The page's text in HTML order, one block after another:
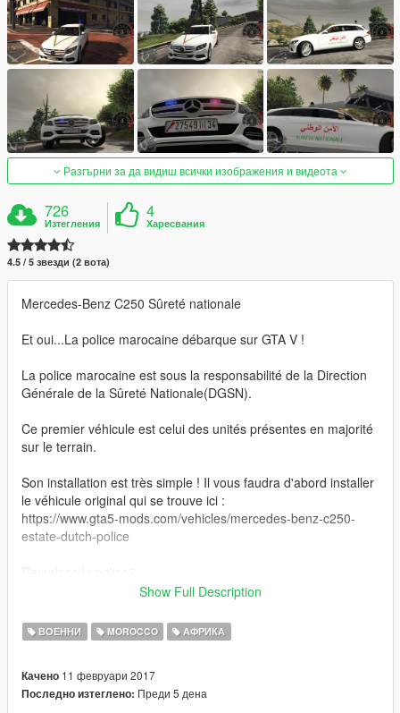
Разгърни за да видиш всички изображения и видеота
726
Изтегления
4
Харесвания
4.5 / 5 звезди (2 вота)
Mercedes-Benz C250 Sûreté nationale
Et oui...La police marocaine débarque sur GTA V !
La police marocaine est sous la responsabilité de la Direction
Générale de la Sûreté Nationale(DGSN).
Ce premier véhicule est celui des unités présentes en majorité
sur le terrain.
Son installation est très simple ! Il vous faudra d'abord installer
le véhicule original qui se trouve ici :
https://www.gta5-mods.com/vehicles/mercedes-benz-c250-
estate-dutch-police
Crédits:
Acheté depuis : Squir.com (Par AchillesDKPoliceMods)
Converti pour GTA V: AchillesDKPoliceMods
Show Full Description
ВОЕННИ MOROCCO АФРИКА
Качено 11 февруари 2017
Последно изтеглено: Преди 5 дена